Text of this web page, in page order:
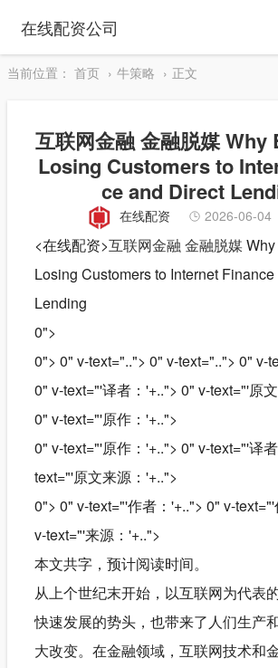
在线配资公司
当前位置： 首页 牛策略 正文
互联网金融 金融脱媒
Losing Customers to
ce and Direct
在线配资 2026-06-04
<在线配资>互联网金融 金融脱媒Why
Losing Customers to Internet
Lending
0">
0"> 0" v-text=".."> 0" v-text=".."> 0" v-
0" v-text="'译者：'+.."> 0" v-text="'原
0" v-text="'原作：'+..">
0" v-text="'原作：'+.."> 0" v-text="'译
text="'原文来源：'+..">
0"> 0" v-text="'作者：'+.."> 0" v-
v-text="'来源：'+..">
本文共字，预计阅读时间。
从上个世纪末开始，以互联网为代表
快速发展的势头，也带来了人们生产
大改变。在金融领域，互联网技术和